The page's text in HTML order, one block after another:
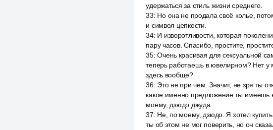
удержаться за стиль жизни среднего.
33: Но она не продала своё колье,
и символ цепкости.
34: И изворотливости, которая
пару часов. Спасибо, простите,
35:Очень красивая для сексуальной
теперь работаешь в ювелирном? Нет у
здесь вообще?
36: Это не при чем. Значит, не зря ты
какое именно предложение ты имеешь
моему, дзюдо джуда.
37: Не, по моему, дзюдо. Я хотел
ты об этом не мог поверить, но он